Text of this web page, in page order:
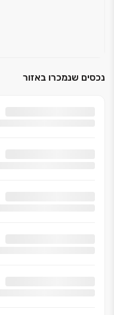
נכסים שנמכרו באזור